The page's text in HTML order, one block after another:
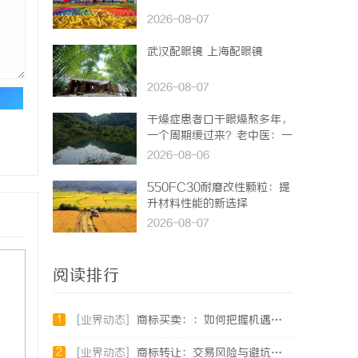
2026-08-07
武汉配眼镜 上海配眼镜
2026-08-07
干燥症患者口干眼燥熬多年，
一个周期缓过来？老中医：一
张辨证方对症，身体找回津液
2026-08-06
550FC30耐磨改性颗粒：提
升材料性能的新选择
2026-08-07
阅读排行
1 [业界动态] 商标买卖：：如何把握机遇与规避风险
2 [业界动态] 商标转让：交易风险与避坑指南